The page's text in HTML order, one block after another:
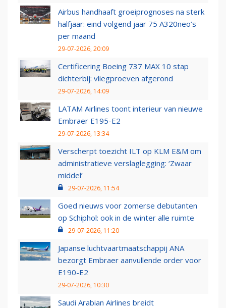
Airbus handhaaft groeiprognoses na sterk
halfjaar: eind volgend jaar 75 A320neo’s
per maand
29-07-2026, 20:09
Certificering Boeing 737 MAX 10 stap
dichterbij: vliegproeven afgerond
29-07-2026, 14:09
LATAM Airlines toont interieur van nieuwe
Embraer E195-E2
29-07-2026, 13:34
Verscherpt toezicht ILT op KLM E&M om
administratieve verslaglegging: ‘Zwaar
middel’
29-07-2026, 11:54
Goed nieuws voor zomerse debutanten
op Schiphol: ook in de winter alle ruimte
29-07-2026, 11:20
Japanse luchtvaartmaatschappij ANA
bezorgt Embraer aanvullende order voor
E190-E2
29-07-2026, 10:30
Saudi Arabian Airlines breidt